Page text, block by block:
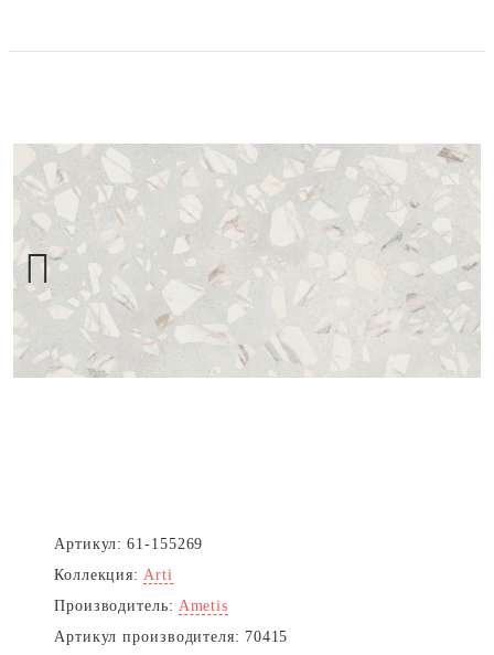
Артикул: 61-155269
Коллекция: Arti
Производитель: Ametis
Артикул производителя: 70415